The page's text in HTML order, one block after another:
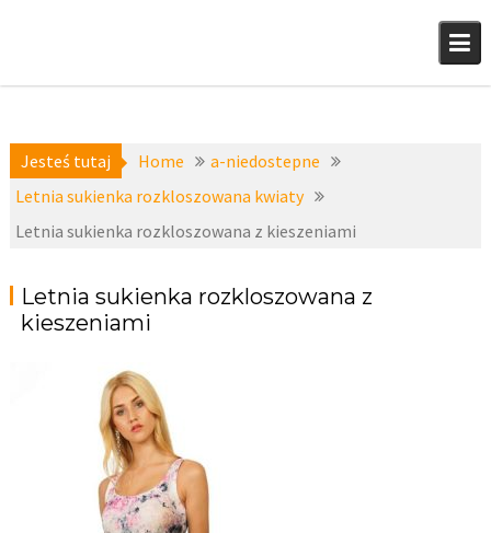
Jesteś tutaj Home
a-niedostepne
Letnia sukienka rozkloszowana kwiaty
Letnia sukienka rozkloszowana z kieszeniami
Letnia sukienka rozkloszowana z
kieszeniami